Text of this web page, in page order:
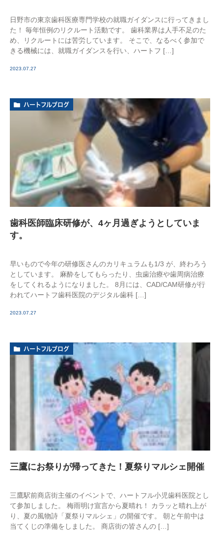
日野市の東京歯科医療専門学校の就職ガイダンスに行ってきまし
た！ 毎年恒例のリクルート活動です。 歯科業界は人手不足のた
め、リクルートには苦労しています。 そこで、なるべく参加で
きる機械には、就職ガイダンスを行い、ハートフ […]
2023.07.27
ハートフルブログ
歯科医師臨床研修が、4ヶ月過ぎようとしていま
す。
早いもので今年の研修医さんのカリキュラムも1/3 が、終わろう
としています。 麻酔をしてもらったり、虫歯治療や歯周病治療
をしてくれるようになりました。 8月には、CAD/CAM研修が行
われてハートフ歯科医院のデジタル歯科 […]
2023.07.27
ハートフルブログ
三鷹にお祭りが帰ってきた！夏祭りマルシェ開催
三鷹駅前商店街主催のイベントで、ハートフル小児歯科医院とし
て参加しました。 梅雨明け宣言から夏晴れ！ カラッと晴れ上が
り、夏の風物詩「夏祭りマルシェ」の開催です。 朝と午前中は
当てくじの準備をしました。 商店街の皆さんの […]